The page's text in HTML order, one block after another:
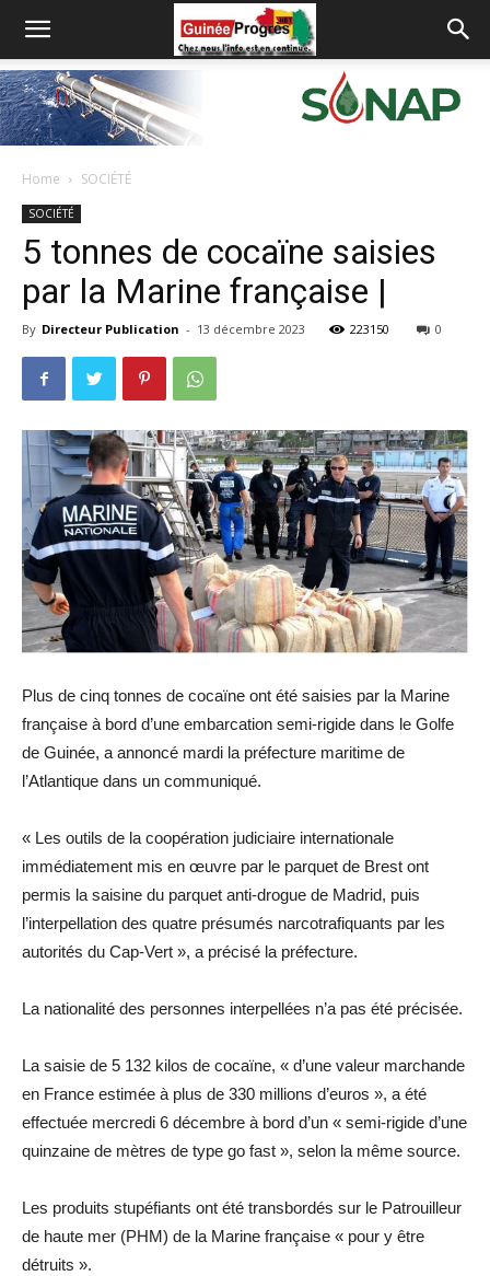
Home SOCIÉTÉ
SOCIÉTÉ
5 tonnes de cocaïne saisies
par la Marine française |
By Directeur Publication - 13 décembre 2023 223150 0
Plus de cinq tonnes de cocaïne ont été saisies par la Marine
française à bord d’une embarcation semi-rigide dans le Golfe
de Guinée, a annoncé mardi la préfecture maritime de
l’Atlantique dans un communiqué.
« Les outils de la coopération judiciaire internationale
immédiatement mis en œuvre par le parquet de Brest ont
permis la saisine du parquet anti-drogue de Madrid, puis
l’interpellation des quatre présumés narcotrafiquants par les
autorités du Cap-Vert », a précisé la préfecture.
La nationalité des personnes interpellées n’a pas été précisée.
La saisie de 5 132 kilos de cocaïne, « d’une valeur marchande
en France estimée à plus de 330 millions d’euros », a été
effectuée mercredi 6 décembre à bord d’un « semi-rigide d’une
quinzaine de mètres de type go fast », selon la même source.
Les produits stupéfiants ont été transbordés sur le Patrouilleur
de haute mer (PHM) de la Marine française « pour y être
détruits ».